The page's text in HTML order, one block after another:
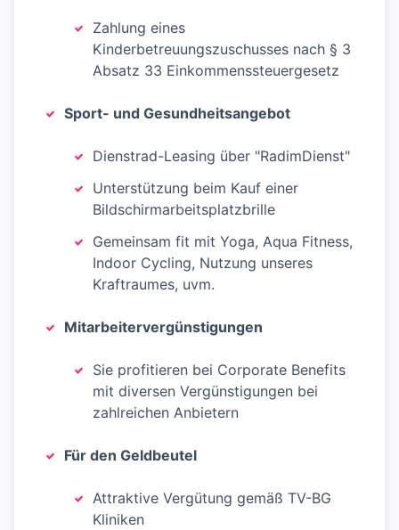
Zahlung eines
Kinderbetreuungszuschusses nach § 3
Absatz 33 Einkommenssteuergesetz
Sport- und Gesundheitsangebot
Dienstrad-Leasing über "RadimDienst"
Unterstützung beim Kauf einer
Bildschirmarbeitsplatzbrille
Gemeinsam fit mit Yoga, Aqua Fitness,
Indoor Cycling, Nutzung unseres
Kraftraumes, uvm.
Mitarbeitervergünstigungen
Sie profitieren bei Corporate Benefits
mit diversen Vergünstigungen bei
zahlreichen Anbietern
Für den Geldbeutel
Attraktive Vergütung gemäß TV-BG
Kliniken